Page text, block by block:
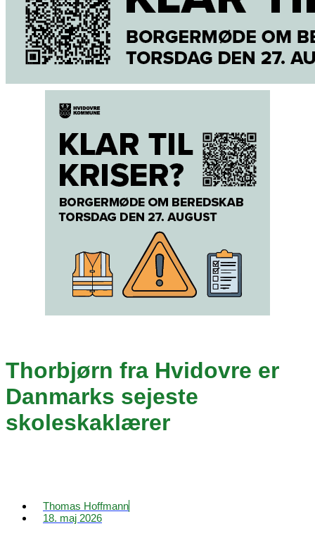
Thorbjørn fra Hvidovre er
Danmarks sejeste
skoleskaklærer
Thomas Hoffmann
18. maj 2026